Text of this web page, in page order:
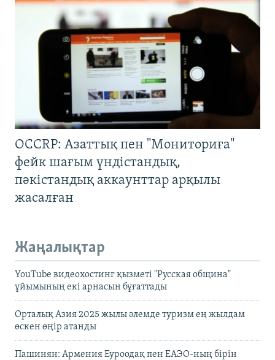
OCCRP: Азаттық пен "Мониториға"
фейк шағым үндістандық,
пәкістандық аккаунттар арқылы
жасалған
Жаңалықтар
YouTube видеохостинг қызметі "Русская община"
ұйымының екі арнасын бұғаттады
Орталық Азия 2025 жылы әлемде туризм ең жылдам
өскен өңір атанды
Пашинян: Армения Еуроодақ пен ЕАЭО-ның бірін